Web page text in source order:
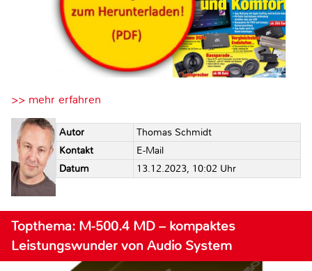
>> mehr erfahren
Autor
Thomas Schmidt
Kontakt
E-Mail
Datum
13.12.2023, 10:02 Uhr
Topthema: M-500.4 MD – kompaktes
Leistungswunder von Audio System